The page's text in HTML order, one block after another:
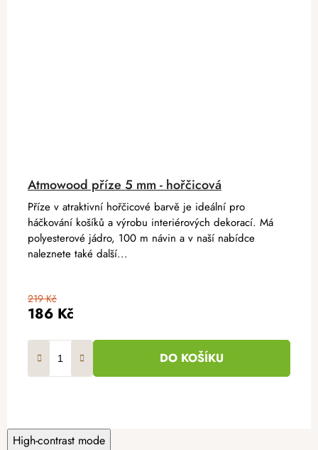
Atmowood příze 5 mm - hořčicová
186 Kč
219 Kč
DO KOŠÍKU
Příze v atraktivní hořčicové barvě je ideální pro
háčkování košíků a výrobu interiérových dekorací. Má
polyesterové jádro, 100 m návin a v naší nabídce
naleznete také další...
High-contrast mode